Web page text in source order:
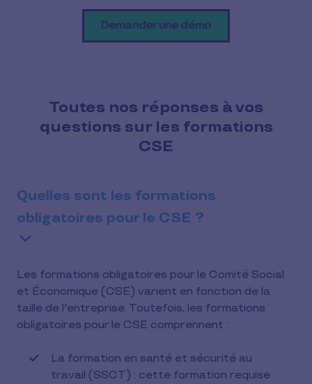
Demander une démo
Toutes nos réponses à vos
questions sur les formations
CSE
Quelles sont les formations
obligatoires pour le CSE ?
Les formations obligatoires pour le Comité Social
et Économique (CSE) varient en fonction de la
taille de l'entreprise. Toutefois, les formations
obligatoires pour le CSE comprennent :
La formation en santé et sécurité au
travail (SSCT) : cette formation requise